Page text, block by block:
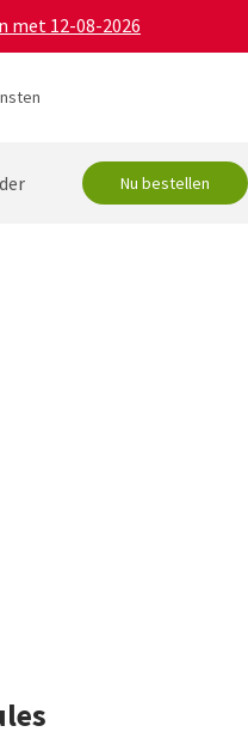
met 12-08-2026
Nu bestellen